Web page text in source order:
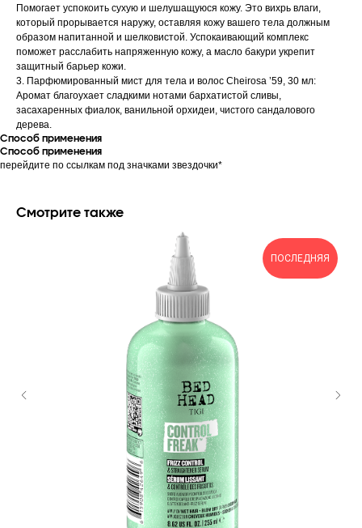
Помогает успокоить сухую и шелушащуюся кожу. Это вихрь влаги,
который прорывается наружу, оставляя кожу вашего тела должным
образом напитанной и шелковистой. Успокаивающий комплекс
поможет расслабить напряженную кожу, а масло бакури укрепит
защитный барьер кожи.
3. Парфюмированный мист для тела и волос Cheirosa ’59, 30 мл:
Аромат благоухает сладкими нотами бархатистой сливы,
засахаренных фиалок, ванильной орхидеи, чистого сандалового
дерева.
Способ применения
Способ применения
перейдите по ссылкам под значками звездочки*
Смотрите также
ПОСЛЕДНЯЯ